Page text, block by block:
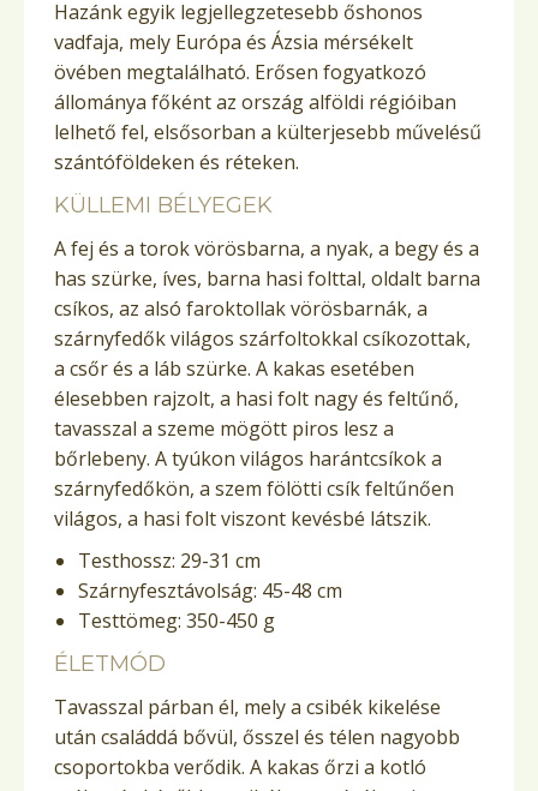
Hazánk egyik legjellegzetesebb őshonos
vadfaja, mely Európa és Ázsia mérsékelt
övében megtalálható. Erősen fogyatkozó
állománya főként az ország alföldi régióiban
lelhető fel, elsősorban a külterjesebb művelésű
szántóföldeken és réteken.
KÜLLEMI BÉLYEGEK
A fej és a torok vörösbarna, a nyak, a begy és a
has szürke, íves, barna hasi folttal, oldalt barna
csíkos, az alsó faroktollak vörösbarnák, a
szárnyfedők világos szárfoltokkal csíkozottak,
a csőr és a láb szürke. A kakas esetében
élesebben rajzolt, a hasi folt nagy és feltűnő,
tavasszal a szeme mögött piros lesz a
bőrlebeny. A tyúkon világos harántcsíkok a
szárnyfedőkön, a szem fölötti csík feltűnően
világos, a hasi folt viszont kevésbé látszik.
Testhossz: 29-31 cm
Szárnyfesztávolság: 45-48 cm
Testtömeg: 350-450 g
ÉLETMÓD
Tavasszal párban él, mely a csibék kikelése
után családdá bővül, ősszel és télen nagyobb
csoportokba verődik. A kakas őrzi a kotló